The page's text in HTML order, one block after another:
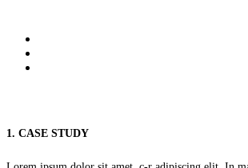
1. CASE STUDY